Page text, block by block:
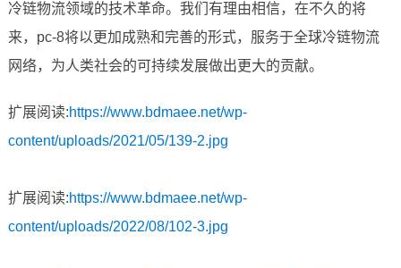
冷链物流领域的技术革命。我们有理由相信，在不久的将
来，pc-8将以更加成熟和完善的形式，服务于全球冷链物流
网络，为人类社会的可持续发展做出更大的贡献。
扩展阅读:https://www.bdmaee.net/wp-
content/uploads/2021/05/139-2.jpg
扩展阅读:https://www.bdmaee.net/wp-
content/uploads/2022/08/102-3.jpg